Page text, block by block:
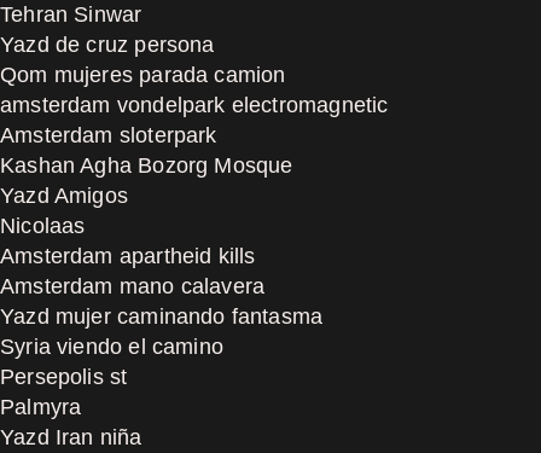
Tehran Sinwar
Yazd de cruz persona
Qom mujeres parada camion
amsterdam vondelpark electromagnetic
Amsterdam sloterpark
Kashan Agha Bozorg Mosque
Yazd Amigos
Nicolaas
Amsterdam apartheid kills
Amsterdam mano calavera
Yazd mujer caminando fantasma
Syria viendo el camino
Persepolis st
Palmyra
Yazd Iran niña